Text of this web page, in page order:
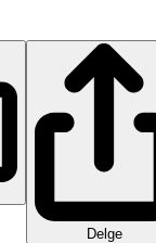
Delge